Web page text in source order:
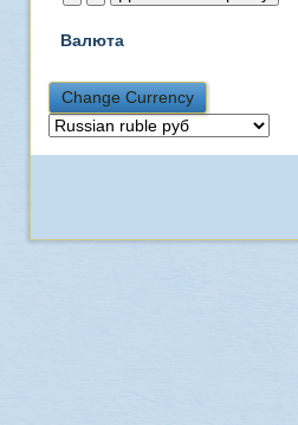
Валюта